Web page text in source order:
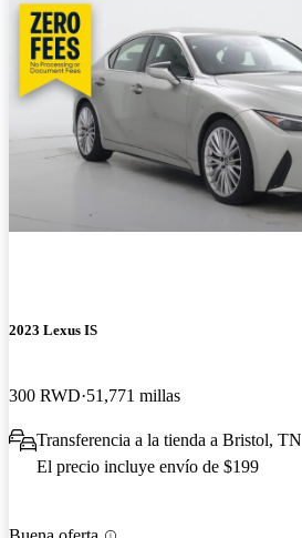
2023 Lexus IS
300 RWD 51,771 millas
Transferencia a la tienda a Bristol, TN
El precio incluye envío de $199